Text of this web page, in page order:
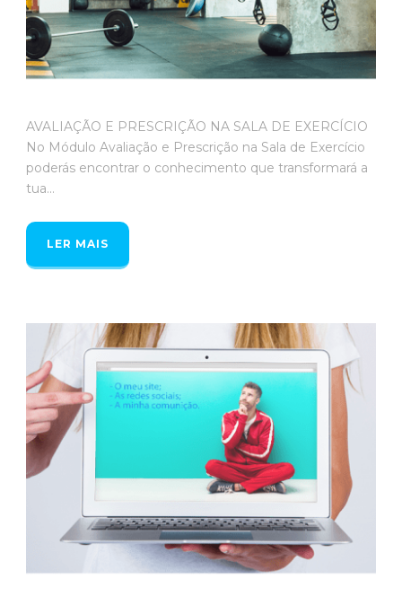
AVALIAÇÃO E PRESCRIÇÃO NA SALA DE EXERCÍCIO
No Módulo Avaliação e Prescrição na Sala de Exercício
poderás encontrar o conhecimento que transformará a
tua...
LER MAIS